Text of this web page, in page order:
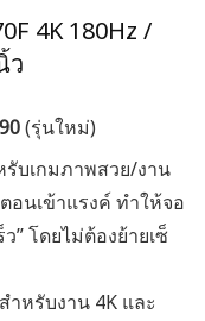
4K 180Hz /
ว
(รุ่นใหม่)
รับเกมภาพสวย/งาน
ตอนเข้าแรงค์ ทำให้จอ
” โดยไม่ต้องย้ายเซ็
ำหรับงาน 4K และ